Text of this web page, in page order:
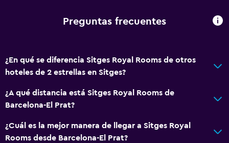
Preguntas frecuentes
¿En qué se diferencia Sitges Royal Rooms de otros
hoteles de 2 estrellas en Sitges?
¿A qué distancia está Sitges Royal Rooms de
Barcelona-El Prat?
¿Cuál es la mejor manera de llegar a Sitges Royal
Rooms desde Barcelona-El Prat?